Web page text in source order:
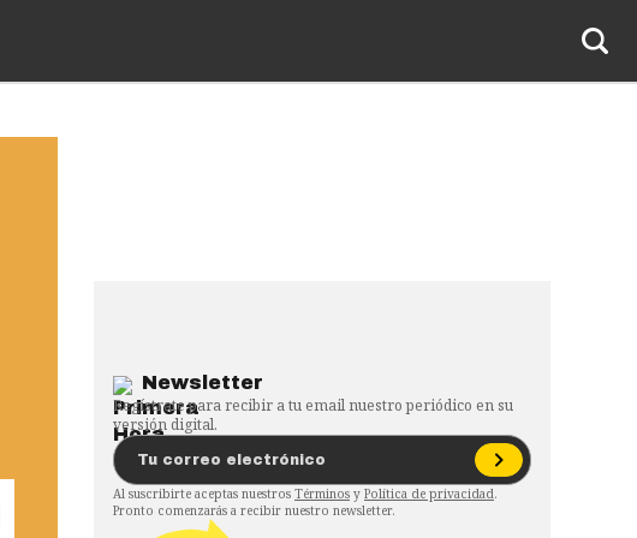
Newsletter
Regístrate para recibir a tu email nuestro periódico en su
versión digital.
Al suscribirte aceptas nuestros Términos y Política de privacidad.
Pronto comenzarás a recibir nuestro newsletter.